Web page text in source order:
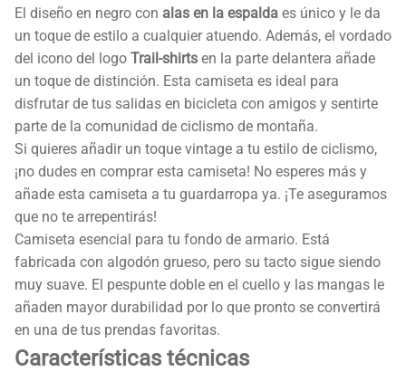
El diseño en negro con alas en la espalda es único y le da
un toque de estilo a cualquier atuendo. Además, el vordado
del icono del logo Trail-shirts en la parte delantera añade
un toque de distinción. Esta camiseta es ideal para
disfrutar de tus salidas en bicicleta con amigos y sentirte
parte de la comunidad de ciclismo de montaña.
Si quieres añadir un toque vintage a tu estilo de ciclismo,
¡no dudes en comprar esta camiseta! No esperes más y
añade esta camiseta a tu guardarropa ya. ¡Te aseguramos
que no te arrepentirás!
Camiseta esencial para tu fondo de armario. Está
fabricada con algodón grueso, pero su tacto sigue siendo
muy suave. El pespunte doble en el cuello y las mangas le
añaden mayor durabilidad por lo que pronto se convertirá
en una de tus prendas favoritas.
Características técnicas